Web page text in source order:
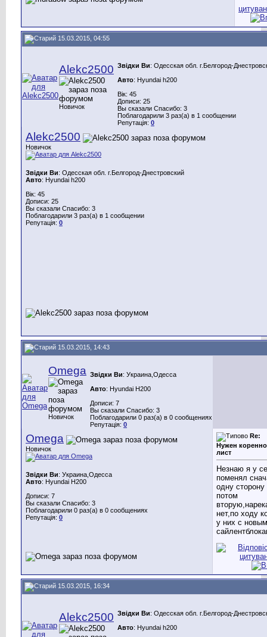
15.03.2015, 04:55
Alekc2500
Новичок
Звідки Ви: Одесская обл. г.Белгород-
Авто: Hyundai h200
Вік: 45
Дописи: 25
Вы сказали Спасибо: 3
Поблагодарили 3 раз(а) в 1 сообщении
Репутація: 0
Alekc2500
Новичок
Звідки Ви: Одесская обл. г.Белгород-Днестровский
Авто: Hyundai h200
Вік: 45
Дописи: 25
Вы сказали Спасибо: 3
Поблагодарили 3 раз(а) в 1 сообщении
Репутація: 0
15.03.2015, 14:43
Omega
Новичок
Звідки Ви: Украина,Одесса
Авто: Hyundai H200
Дописи: 7
Вы сказали Спасибо: 3
Поблагодарили 0 раз(а) в 0 сообщениях
Репутація: 0
Omega
Новичок
Звідки Ви: Украина,Одесса
Авто: Hyundai H200
Дописи: 7
Вы сказали Спасибо: 3
Поблагодарили 0 раз(а) в 0 сообщениях
Репутація: 0
Re:
Нужен
лист
Незнаю я у
поменял
одну сторону
потом
нет,по ходу
у них с
15.03.2015, 16:34
Alekc2500 Звідки Ви: Одесская обл. г.Белгород-
Авто: Hyundai h200